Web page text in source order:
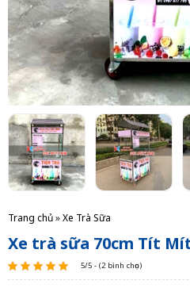
Trang chủ»Xe Trà Sữa
Xe trà sữa 70cm Tít
5/5 - (2 bình chọn)